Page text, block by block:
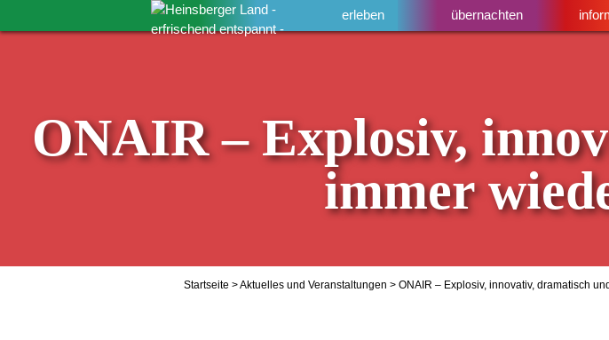
erleben übernachten
ONAIR – Explosiv,
immer
Startseite >Aktuelles und Veranstaltungen > ONAIR – Explosiv, innovativ, dramatisch